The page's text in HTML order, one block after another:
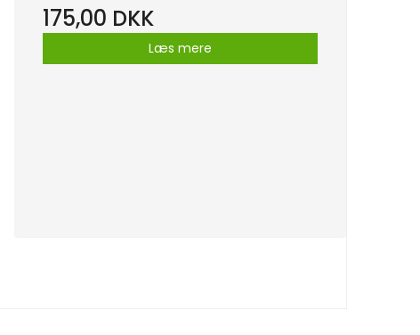
175,00 DKK
Læs mere